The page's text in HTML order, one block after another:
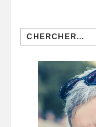
Search
for: